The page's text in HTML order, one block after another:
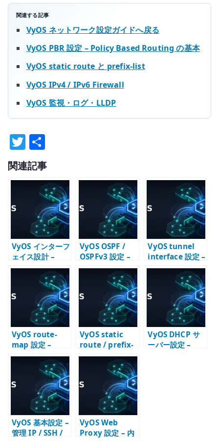
関連する記事
VyOS ネットワーク設定ガイドへ戻る
VyOS PBR 設定 – Policy Based Routing の基本
VyOS static route と prefix-list
VyOS IPv4 / IPv6 Firewall
VyOS 監視・ログ・LLDP
T
w
it
te
有
関連記事
VyOS インターフ
ェイス設計 –
Ethernet /
Bonding /
Loopback /
VRF の役割
VyOS OSPF /
OSPFv3 設定 –
IPv4 / IPv6 の動
的ルーティング
を設計する
VyOS tunnel
interface 設定 –
GRE / IP6GRE
を経路設計に組
VyOS route-
map 設定 –
prefix-list と再
配送で経路を選
VyOS static
route / prefix-
list 設定 – 経路
と選別条件を分
VyOS DHCP サ
ーバー設定 –
VyOS 基本設定 –
管理 IP / SSH /
VyOS Web
Proxy 設定 – 内